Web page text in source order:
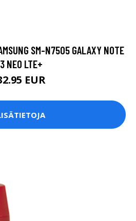
SM-N7505 GALAXY NOTE
3 NEO LTE+
EUR